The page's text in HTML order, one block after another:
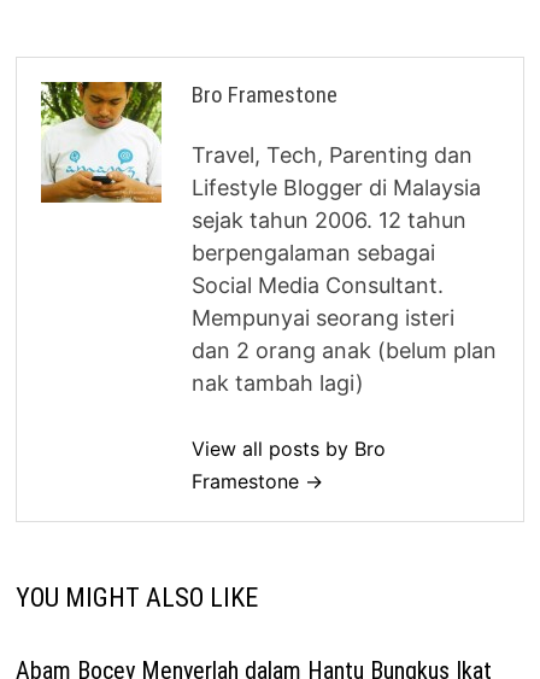
Bro Framestone
Travel, Tech, Parenting dan
Lifestyle Blogger di Malaysia
sejak tahun 2006. 12 tahun
berpengalaman sebagai
Social Media Consultant.
Mempunyai seorang isteri
dan 2 orang anak (belum plan
nak tambah lagi)
View all posts by Bro
Framestone →
YOU MIGHT ALSO LIKE
Abam Bocey Menyerlah dalam Hantu Bungkus Ikat